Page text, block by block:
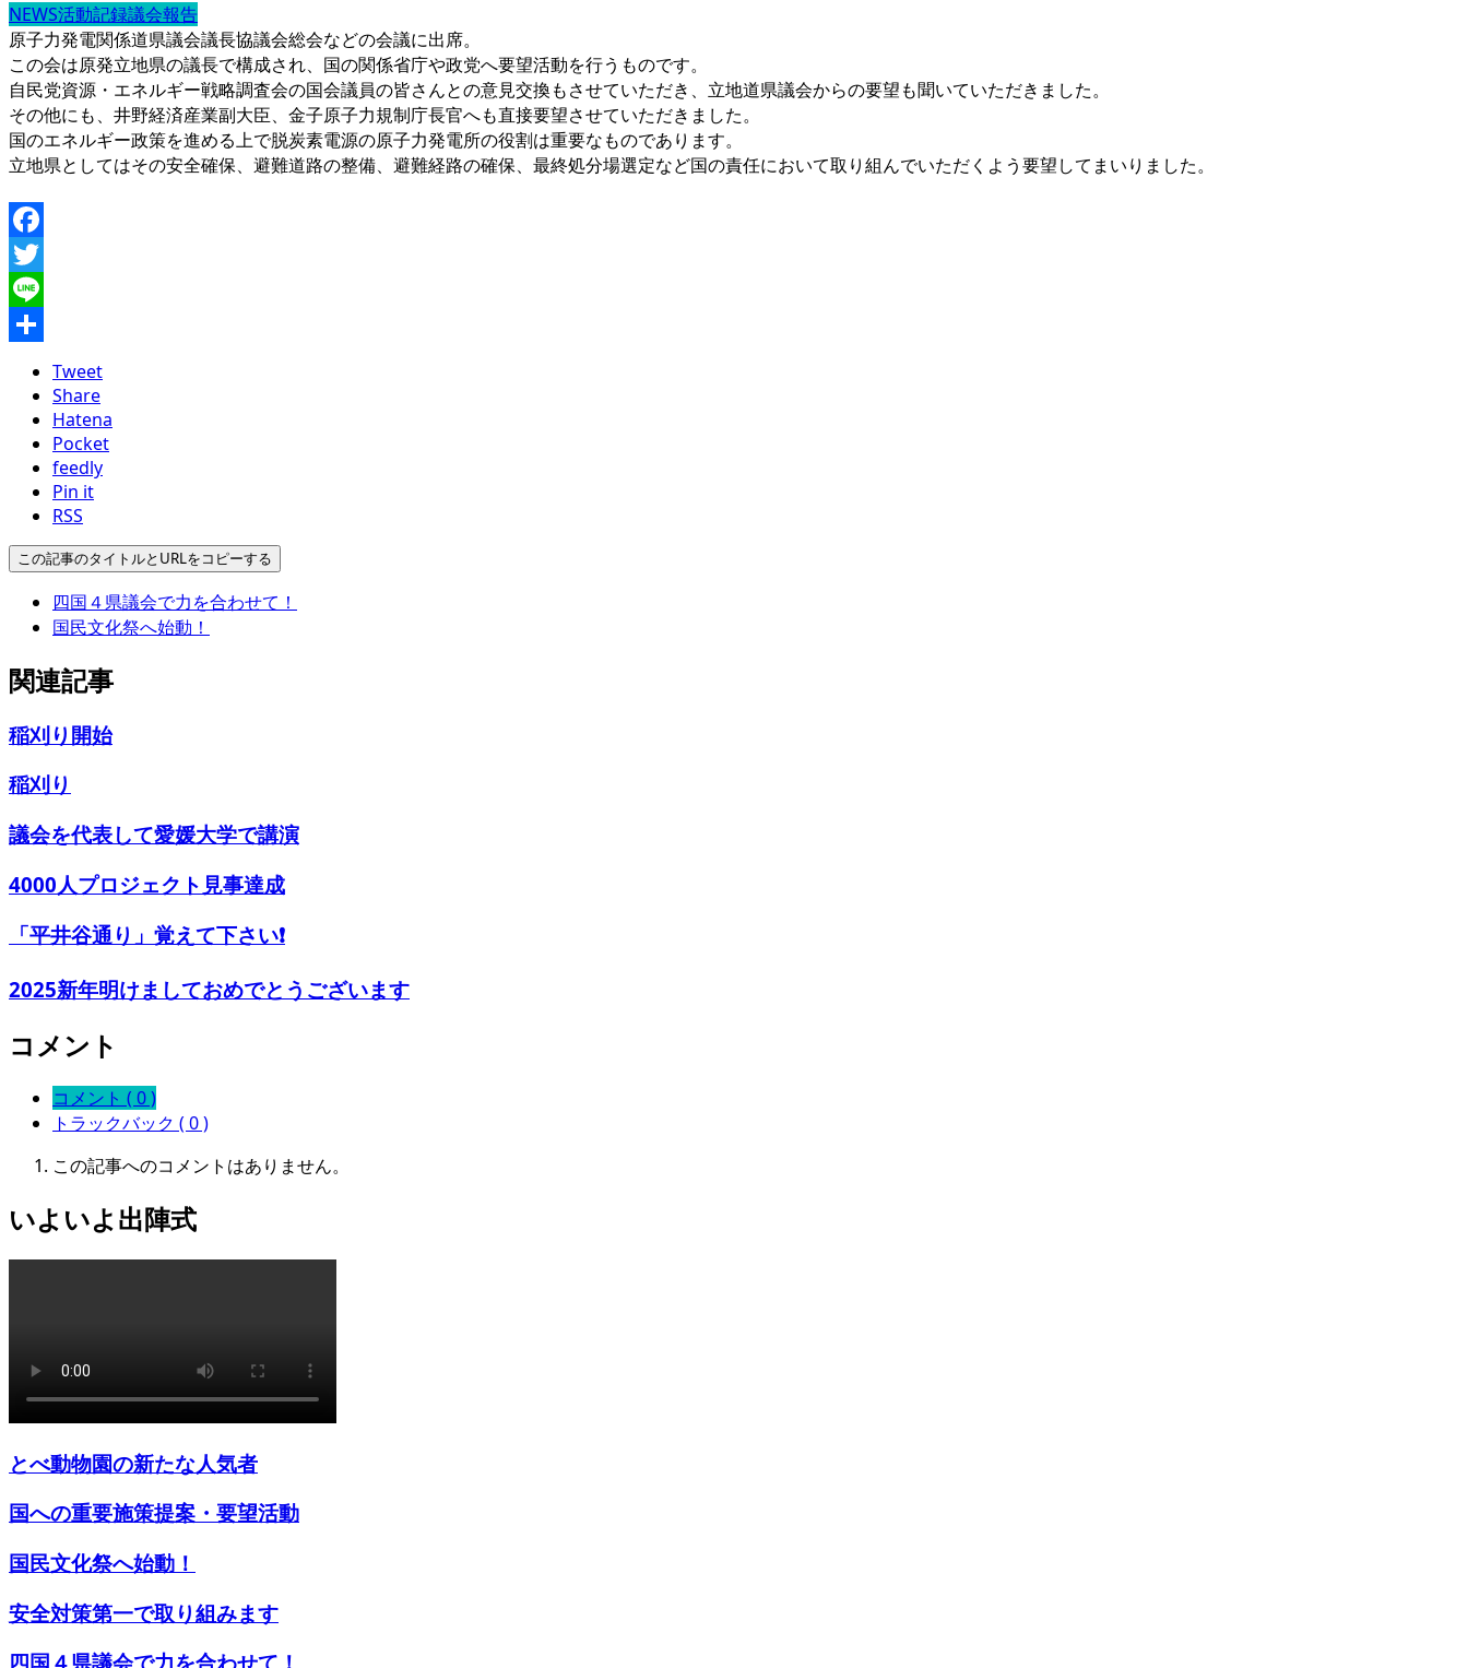
NEWS活動記録議会報告
原子力発電関係道県議会議長協議会総会などの会議に出席。
この会は原発立地県の議長で構成され、国の関係省庁や政党へ要望活動を行うものです。
自民党資源・エネルギー戦略調査会の国会議員の皆さんとの意見交換もさせていただき、立地道県議会からの要望も聞いていただきました。
その他にも、井野経済産業副大臣、金子原子力規制庁長官へも直接要望させていただきました。
国のエネルギー政策を進める上で脱炭素電源の原子力発電所の役割は重要なものであります。
立地県としてはその安全確保、避難道路の整備、避難経路の確保、最終処分場選定など国の責任において取り組んでいただくよう要望してまいりました。
Facebook
Twitter
Line
Tweet
Share
Hatena
Pocket
feedly
Pin it
RSS
この記事のタイトルとURLをコピーする
四国４県議会で力を合わせて！
国民文化祭へ始動！
関連記事
稲刈り開始
稲刈り
議会を代表して愛媛大学で講演
4000人プロジェクト見事達成
「平井谷通り」覚えて下さい❗️
2025新年明けましておめでとうございます
コメント
コメント ( 0 )
トラックバック ( 0 )
この記事へのコメントはありません。
いよいよ出陣式
とべ動物園の新たな人気者
国への重要施策提案・要望活動
国民文化祭へ始動！
安全対策第一で取り組みます
四国４県議会で力を合わせて！